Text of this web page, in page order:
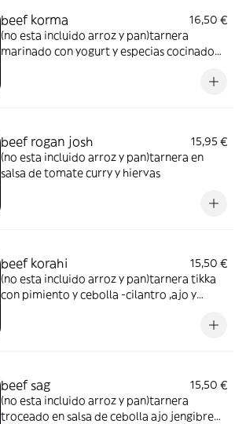
beef korma
16,50 €
(no esta incluido arroz y pan)tarnera
marinado con yogurt y especias cocinado
beef rogan josh
15,95 €
(no esta incluido arroz y pan)tarnera en
salsa de tomate curry y hiervas
beef korahi
15,50 €
(no esta incluido arroz y pan)tarnera tikka
con pimiento y cebolla -cilantro ,ajo y
beef sag
15,50 €
(no esta incluido arroz y pan)tarnera
troceado en salsa de cebolla ajo jengibre